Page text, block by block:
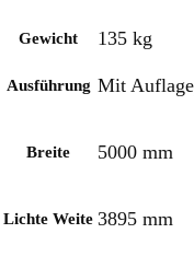
Gewicht 135 kg
Ausführung Mit
Breite 5000 mm
Lichte Weite 3895 mm